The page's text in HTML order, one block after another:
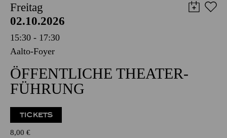
Freitag
02.10.2026
15:30 - 17:30
Aalto-Foyer
ÖFFENTLICHE THEATER­
FÜHRUNG
TICKETS
8,00 €